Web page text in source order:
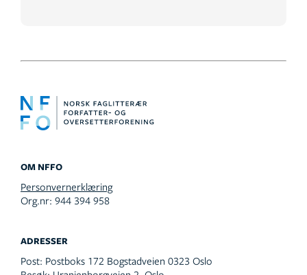
OM NFFO
Personvernerklæring
Org.nr: 944 394 958
ADRESSER
Post: Postboks 172 Bogstadveien 0323 Oslo